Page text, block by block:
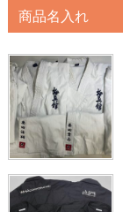
商品名入れ